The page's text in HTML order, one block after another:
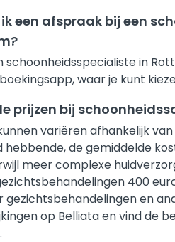
ik een afspraak bij een
schoonheidsspecialiste in
waar je kunt
prijzen bij
variëren afhankelijk
hebbende, de gemiddelde
meer complexe
400
gezichtsbehandelingen en
op Belliata en vind de